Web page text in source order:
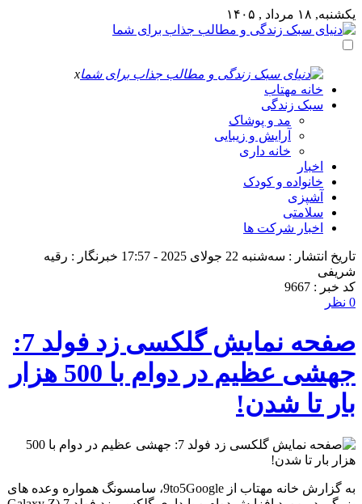
یکشنبه, ۱۸ مرداد , ۱۴۰۵
x
خانه مهتاب
سبک زندگی
مد و پوشاک
آرایش و زیبایی
خانه داری
اخبار
خانواده و کودک
آشپزی
سلامتی
اخبار شرکت ها
تاریخ انتشار : سه‌شنبه 22 جولای 2025 - 17:57
خبرنگار : رقیه
شریفی
کد خبر : 9667
0 نظر
صفحه نمایش گلکسی زد فولد 7:
جهشی عظیم در دوام با 500 هزار
بار تا شدن!
به گزارش خانه مهتاب از 9to5Google، سامسونگ همواره وعده های